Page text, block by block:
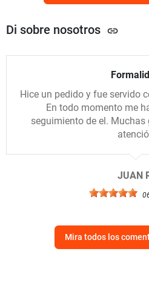
Di sobre nosotros link
Hice un pedido y fue servido
En todo momento me
seguimiento de el.
JUAN
Mira todos los